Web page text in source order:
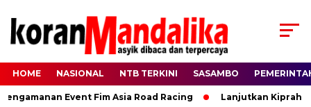
HOME NASIONAL NTB TERKINI SASAMBO
Event Fim Asia Road Racing Lanjutkan Kiprah